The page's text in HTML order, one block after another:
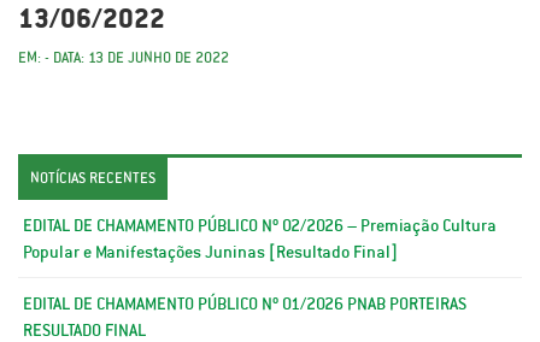
13/06/2022
EM: - DATA: 13 DE JUNHO DE 2022
NOTÍCIAS RECENTES
EDITAL DE CHAMAMENTO PÚBLICO Nº 02/2026 – Premiação Cultura
Popular e Manifestações Juninas [Resultado Final]
EDITAL DE CHAMAMENTO PÚBLICO Nº 01/2026 PNAB PORTEIRAS
RESULTADO FINAL